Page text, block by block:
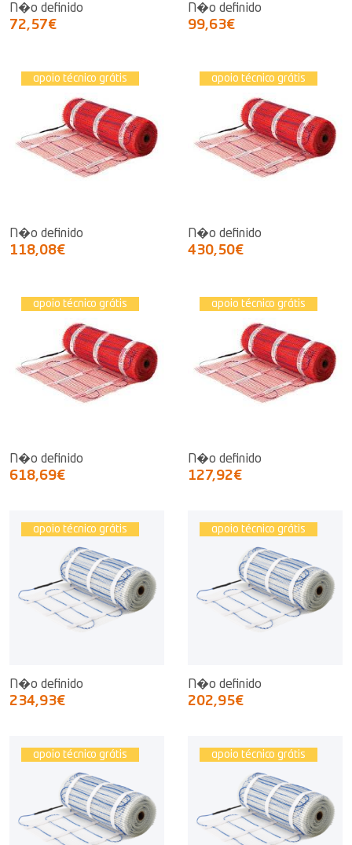
N�o definido
72,57€
N�o definido
99,63€
apoio técnico grátis
N�o definido
118,08€
apoio técnico grátis
N�o definido
430,50€
apoio técnico grátis
N�o definido
618,69€
apoio técnico grátis
N�o definido
127,92€
apoio técnico grátis
N�o definido
234,93€
apoio técnico grátis
N�o definido
202,95€
apoio técnico grátis apoio técnico grátis